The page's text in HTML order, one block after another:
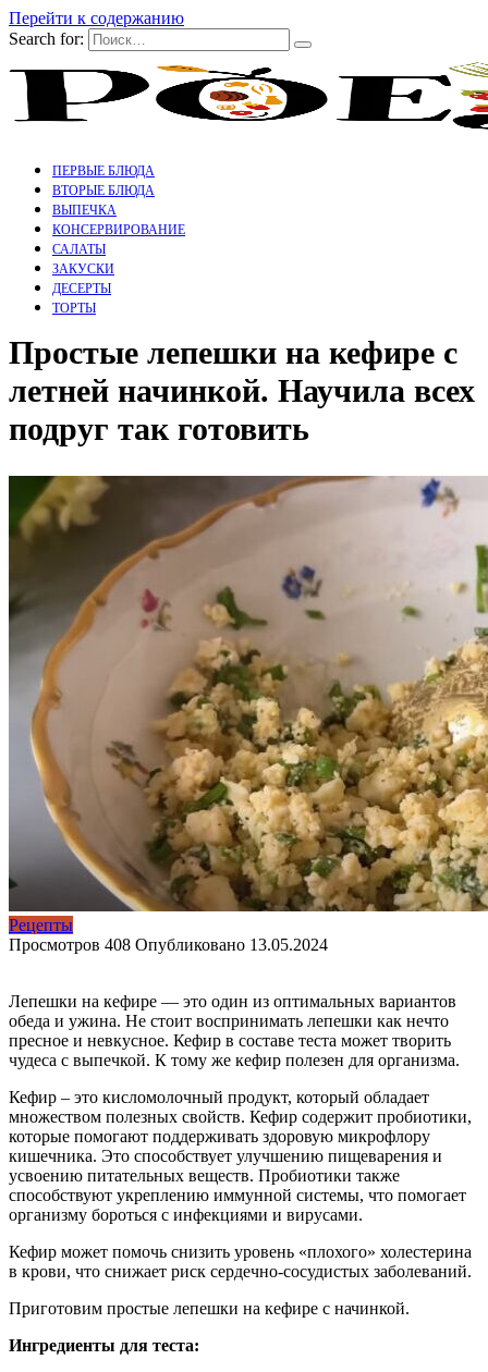
Перейти к содержанию
Search for:
ПЕРВЫЕ БЛЮДА
ВТОРЫЕ БЛЮДА
ВЫПЕЧКА
КОНСЕРВИРОВАНИЕ
САЛАТЫ
ЗАКУСКИ
ДЕСЕРТЫ
ТОРТЫ
Простые лепешки на кефире с
летней начинкой. Научила всех
подруг так готовить
Рецепты
Просмотров 408 Опубликовано 13.05.2024
Лепешки на кефире — это один из оптимальных вариантов
обеда и ужина. Не стоит воспринимать лепешки как нечто
пресное и невкусное. Кефир в составе теста может творить
чудеса с выпечкой. К тому же кефир полезен для организма.
Кефир – это кисломолочный продукт, который обладает
множеством полезных свойств. Кефир содержит пробиотики,
которые помогают поддерживать здоровую микрофлору
кишечника. Это способствует улучшению пищеварения и
усвоению питательных веществ. Пробиотики также
способствуют укреплению иммунной системы, что помогает
организму бороться с инфекциями и вирусами.
Кефир может помочь снизить уровень «плохого» холестерина
в крови, что снижает риск сердечно-сосудистых заболеваний.
Приготовим простые лепешки на кефире с начинкой.
Ингредиенты для теста: